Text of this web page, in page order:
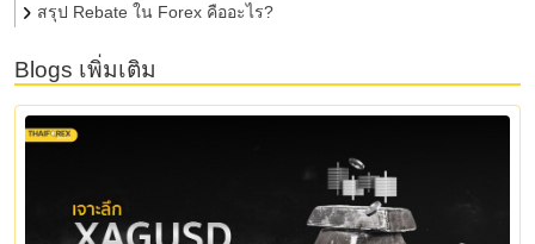
สรุป Rebate ใน Forex คืออะไร?
Blogs เพิ่มเติม